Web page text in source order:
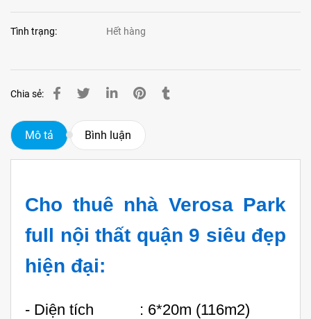
Tình trạng: Hết hàng
Chia sẻ:
Mô tả Bình luận
Cho thuê nhà Verosa Park
full nội thất quận 9 siêu đẹp
hiện đại:
- Diện tích : 6*20m (116m2)